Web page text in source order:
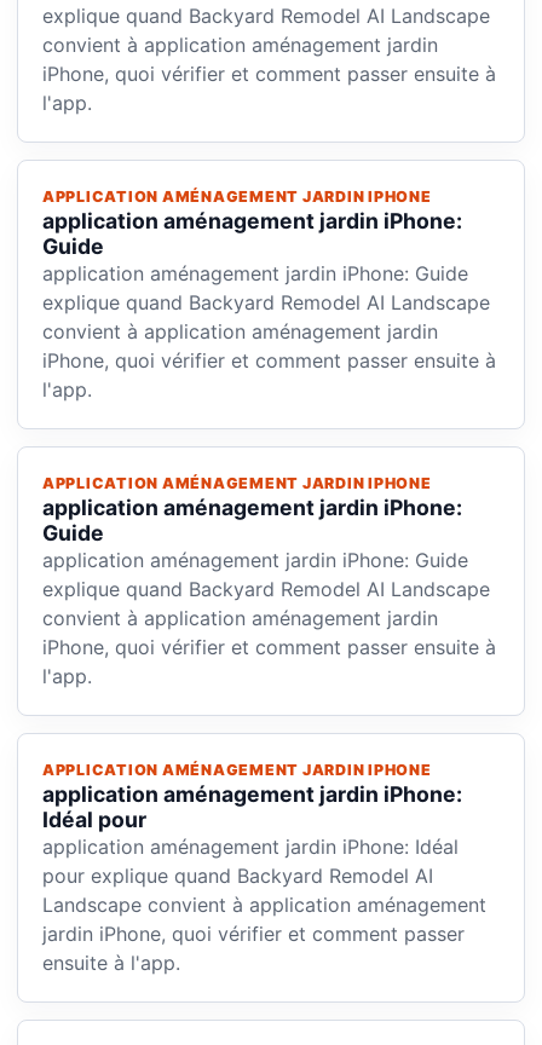
explique quand Backyard Remodel AI Landscape
convient à application aménagement jardin
iPhone, quoi vérifier et comment passer ensuite à
l'app.
APPLICATION AMÉNAGEMENT JARDIN IPHONE
application aménagement jardin iPhone:
Guide
application aménagement jardin iPhone: Guide
explique quand Backyard Remodel AI Landscape
convient à application aménagement jardin
iPhone, quoi vérifier et comment passer ensuite à
l'app.
APPLICATION AMÉNAGEMENT JARDIN IPHONE
application aménagement jardin iPhone:
Guide
application aménagement jardin iPhone: Guide
explique quand Backyard Remodel AI Landscape
convient à application aménagement jardin
iPhone, quoi vérifier et comment passer ensuite à
l'app.
APPLICATION AMÉNAGEMENT JARDIN IPHONE
application aménagement jardin iPhone:
Idéal pour
application aménagement jardin iPhone: Idéal
pour explique quand Backyard Remodel AI
Landscape convient à application aménagement
jardin iPhone, quoi vérifier et comment passer
ensuite à l'app.